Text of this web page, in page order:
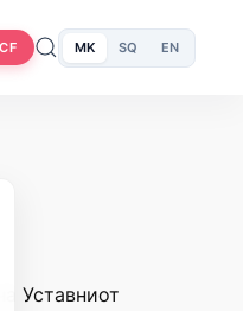
MK SQ EN
Уставниот